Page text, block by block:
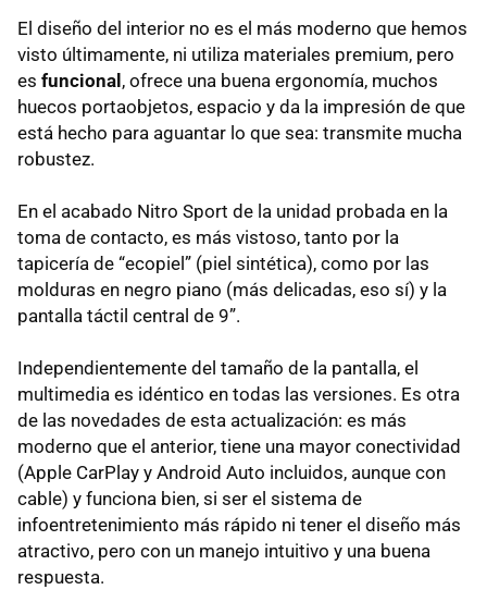
El diseño del interior no es el más moderno que hemos
visto últimamente, ni utiliza materiales premium, pero
es funcional , ofrece una buena ergonomía, muchos
huecos portaobjetos, espacio y da la impresión de que
está hecho para aguantar lo que sea: transmite mucha
robustez.
En el acabado Nitro Sport de la unidad probada en la
toma de contacto, es más vistoso, tanto por la
tapicería de “ecopiel” (piel sintética), como por las
molduras en negro piano (más delicadas, eso sí) y la
pantalla táctil central de 9”.
Independientemente del tamaño de la pantalla, el
multimedia es idéntico en todas las versiones. Es otra
de las novedades de esta actualización: es más
moderno que el anterior, tiene una mayor conectividad
(Apple CarPlay y Android Auto incluidos, aunque con
cable) y funciona bien, si ser el sistema de
infoentretenimiento más rápido ni tener el diseño más
atractivo, pero con un manejo intuitivo y una buena
respuesta.